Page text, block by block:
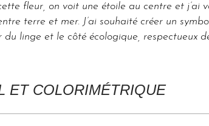
fleur, on voit une étoile au centre et j’ai
terre et mer. J’ai souhaité créer un
linge et le côté écologique, respectueux
ET COLORIMÉTRIQUE